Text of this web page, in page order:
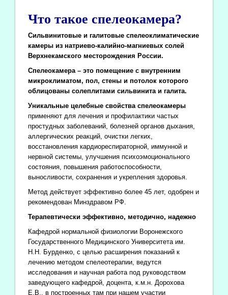
Что такое спелеокамера?
Сильвинитовые и галитовые спелеоклиматические
камеры из натриево-калийно-магниевых солей
Верхнекамского месторождения России.
Спелеокамера – это помещение с внутренним
микроклиматом, пол, стены и потолок которого
облицованы солеплитами сильвинита и галита.
Уникальные целебные свойства спелеокамеры
применяют для лечения и профилактики частых
простудных заболеваний, болезней органов дыхания,
аллергических реакций, очистки легких,
восстановления кардиореспираторной, иммунной и
нервной системы, улучшения психоэмоционального
состояния, повышения работоспособности,
выносливости, сохранения и укрепления здоровья.
Метод действует эффективно более 45 лет, одобрен и
рекомендован Минздравом РФ.
Терапевтически эффективно, методично, надежно
Кафедрой нормальной физиологии Воронежского
Государственного Медицинского Университета им.
Н.Н. Бурденко, с целью расширения показаний к
лечению методом спелеотерапии, ведутся
исследования и научная работа под руководством
заведующего кафедрой, доцента, к.м.н. Дорохова
Е.В., в построенных там при нашем участии